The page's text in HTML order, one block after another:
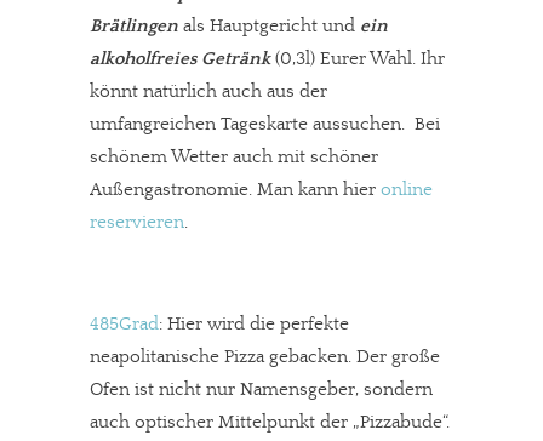
Solltest Du unsere unabhängige Berichterstattung schätzen,
kannst Du uns mit einer kleinen Spende unterstützen.
Paypal - danke@meinesuedstadt.de
JETZT SPENDEN Schon erledigt!
Brätlingen als Hauptgericht und ein
alkoholfreies Getränk(0,3l) Eurer Wahl. Ihr
könnt natürlich auch aus der
umfangreichen Tageskarte aussuchen. Bei
schönem Wetter auch mit schöner
Außengastronomie. Man kann hier online
reservieren.
485Grad: Hier wird die perfekte
neapolitanische Pizza gebacken. Der große
Ofen ist nicht nur Namensgeber, sondern
auch optischer Mittelpunkt der „Pizzabude“.